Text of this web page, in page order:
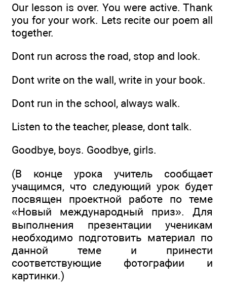
Our lesson is over. You were active. Thank
you for your work. Lets recite our poem all
together.
Dont run across the road, stop and look.
Dont write on the wall, write in your book.
Dont run in the school, always walk.
Listen to the teacher, please, dont talk.
Goodbye, boys. Goodbye, girls.
(В конце урока учитель сообщает
учащимся, что следующий урок будет
посвящен проектной работе по теме
«Новый международный приз». Для
выполнения презентации ученикам
необходимо подготовить материал по
данной теме и принести
соответствующие фотографии и
картинки.)